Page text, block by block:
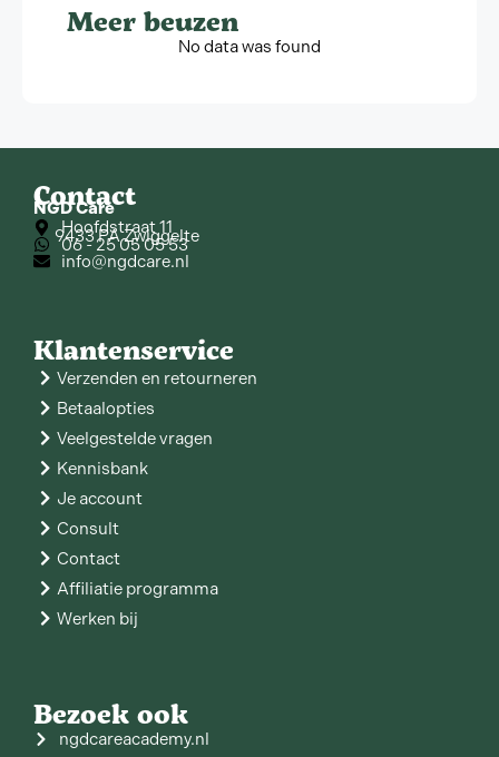
Meer beuzen
No data was found
Contact
NGD Care
Hoofdstraat 11
9433 PA Zwiggelte
06 - 25 05 05 53
info@ngdcare.nl
Klantenservice
Verzenden en retourneren
Betaalopties
Veelgestelde vragen
Kennisbank
Je account
Consult
Contact
Affiliatie programma
Werken bij
Bezoek ook
ngdcareacademy.nl